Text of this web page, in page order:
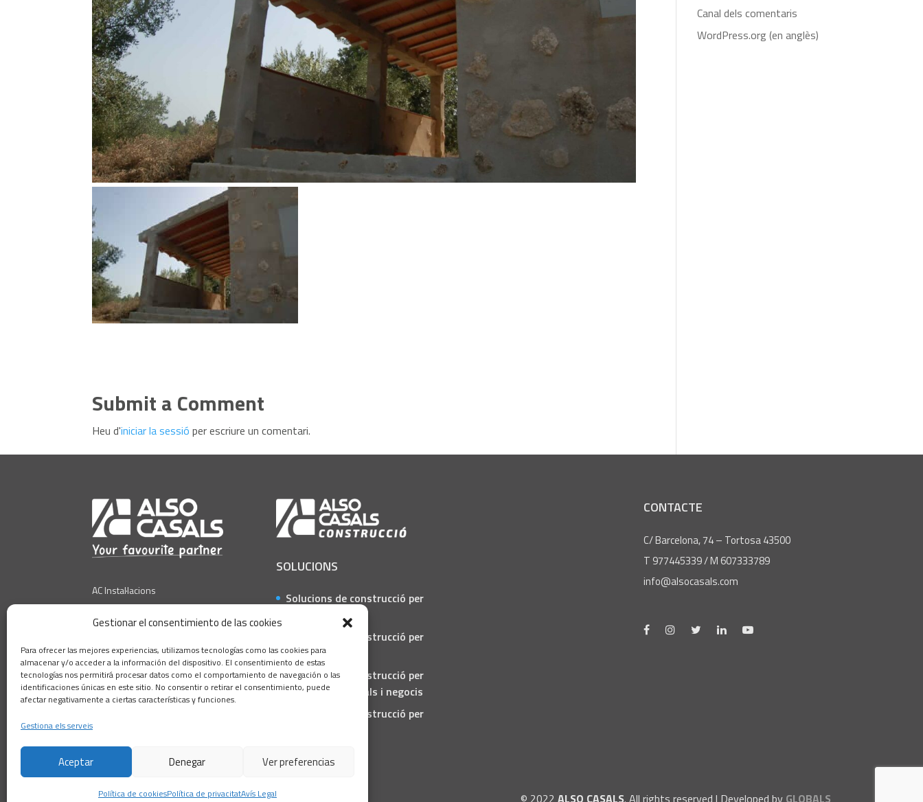
Gestionar el consentimiento de las cookies
Para ofrecer las mejores experiencias, utilizamos tecnologías como las cookies para
almacenar y/o acceder a la información del dispositivo. El consentimiento de estas
tecnologías nos permitirá procesar datos como el comportamiento de navegación o las
identificaciones únicas en este sitio. No consentir o retirar el consentimiento, puede
afectar negativamente a ciertas características y funciones.
Gestiona els serveis
Aceptar Denegar Ver preferencias
Política de cookiesPolítica de privacitatAvís Legal
Submit a Comment
Heu d'iniciar la sessió per escriure un comentari.
Canal dels comentaris
WordPress.org (en anglès)
AC Instal·lacions
AC Amiant
AC Ferros Coll de l´Alba
SOLUCIONS
Solucions de construcció per
a obra pública
Solucions de construcció per
la indústria
Solucions de construcció per
a locals comercials i negocis
Solucions de construcció per
CONTACTE
C/ Barcelona, 74 – Tortosa 43500
T 977445339 / M 607333789
info@alsocasals.com
Política de privacitat Política de cookies © 2022 ALSO CASALS. All rights reserved | Developed by GLOBALS